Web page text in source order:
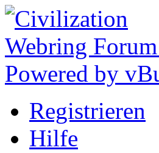
Registrieren
Hilfe